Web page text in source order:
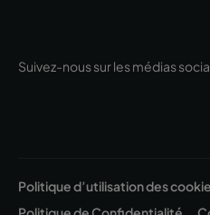
Suivez-nous sur les médias
Politique d’utilisation des